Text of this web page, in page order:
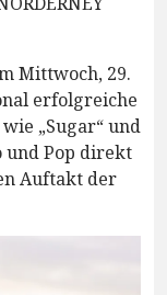
Mittwoch, 29.
erfolgreiche
„Sugar“ und
und Pop direkt
Auftakt der